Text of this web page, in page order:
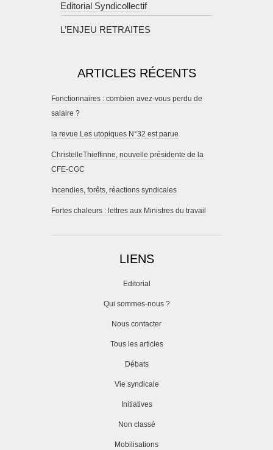
Editorial Syndicollectif
L’ENJEU RETRAITES
ARTICLES RÉCENTS
Fonctionnaires : combien avez-vous perdu de
salaire ?
la revue Les utopiques N°32 est parue
ChristelleThieffinne, nouvelle présidente de la
CFE-CGC
Incendies, forêts, réactions syndicales
Fortes chaleurs : lettres aux Ministres du travail
LIENS
Editorial
Qui sommes-nous ?
Nous contacter
Tous les articles
Débats
Vie syndicale
Initiatives
Non classé
Mobilisations